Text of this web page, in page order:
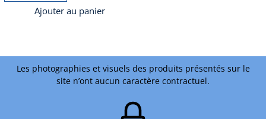
Ajouter au panier
Les photographies et visuels des produits présentés sur le
site n’ont aucun caractère contractuel.